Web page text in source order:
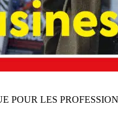
POUR LES